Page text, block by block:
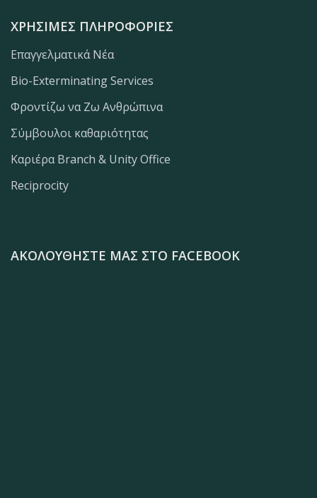
ΧΡΉΣΙΜΕΣ ΠΛΗΡΟΦΟΡΊΕΣ
Επαγγελματικά Νέα
Bio-Exterminating Services
Φροντίζω να Ζω Ανθρώπινα
Σύμβουλοι καθαριότητας
Καριέρα Branch & Unity Office
Reciprocity
ΑΚΟΛΟΥΘΉΣΤΕ ΜΑΣ ΣΤΟ FACEBOOK